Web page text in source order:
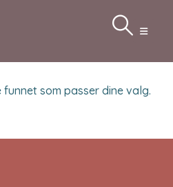
som passer dine valg.